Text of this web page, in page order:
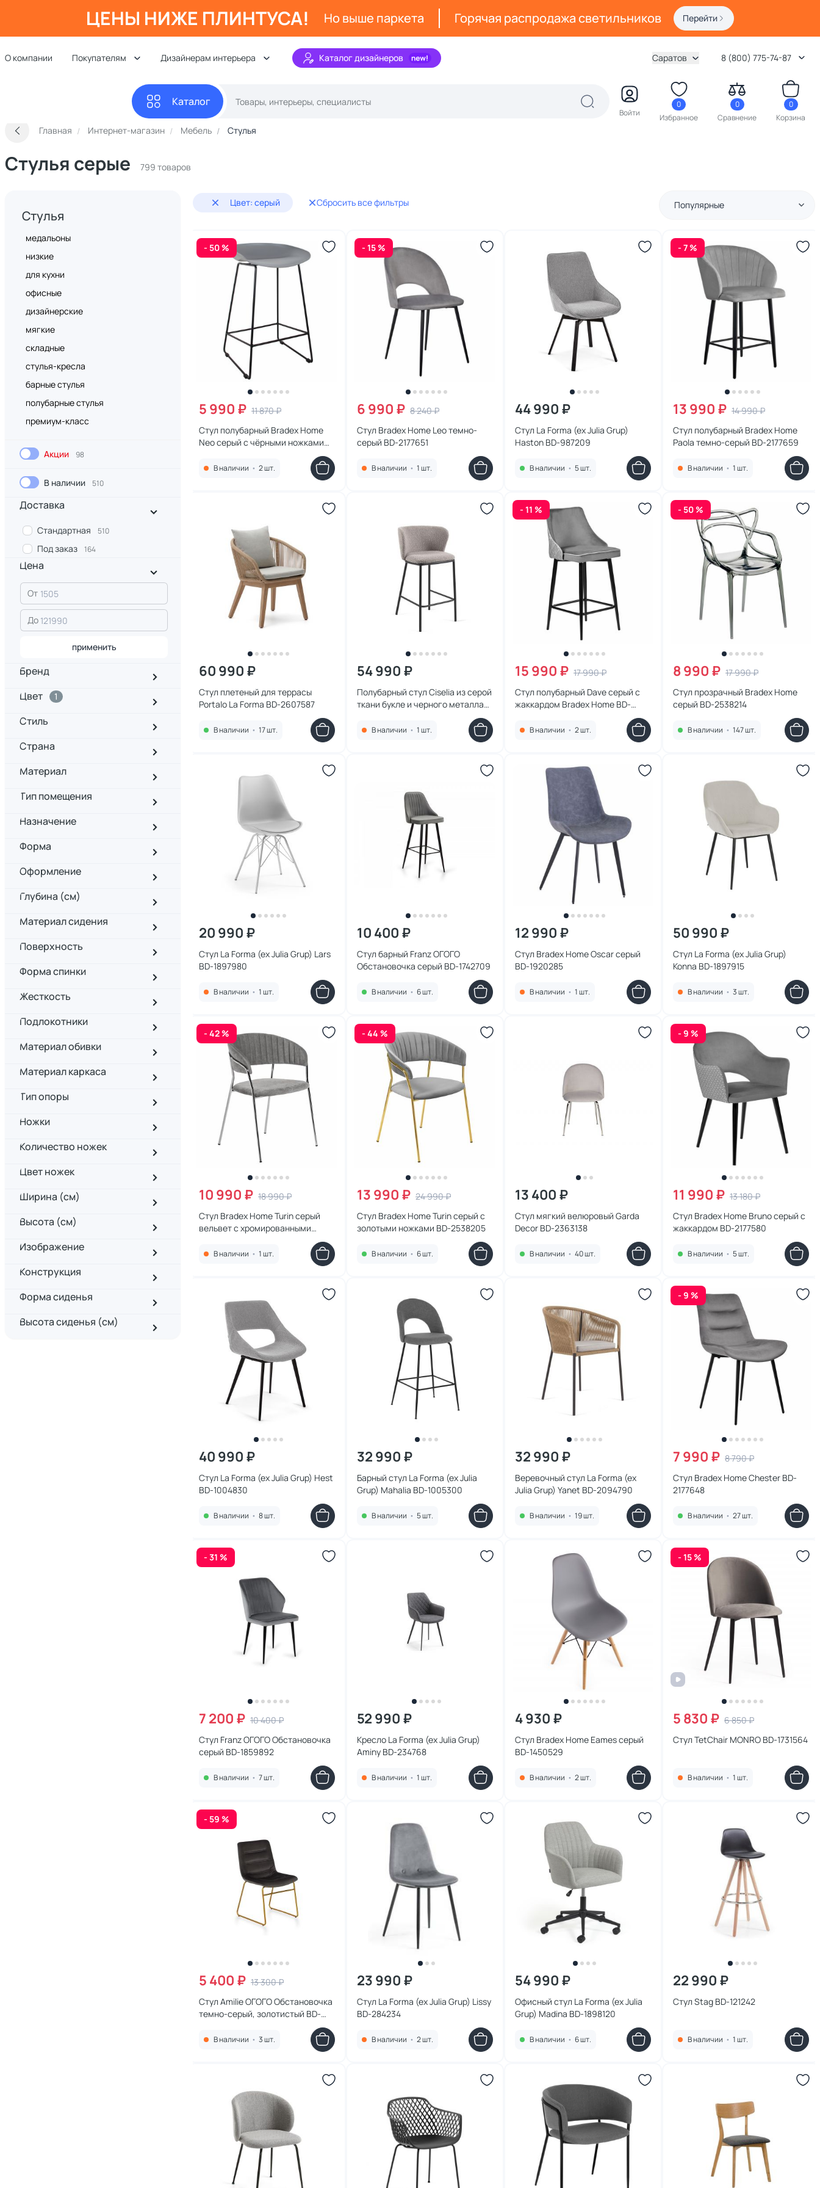
ЦЕНЫ НИЖЕ ПЛИНТУСА! Но выше паркета Горячая распродажа светильников Перейти
О компании Покупателям Дизайнерам интерьера Каталог дизайнеров Саратов 8 (800) 775-74-87
Каталог
Войти
0
Избранное
0
Сравнение
0
Корзина
Главная Интернет-магазин Мебель Стулья
Стулья серые 799 товаров
Стулья
медальоны
низкие
для кухни
офисные
дизайнерские
мягкие
складные
стулья-кресла
барные стулья
полубарные стулья
премиум-класс
Акции 98
В наличии 510
Доставка
Стандартная 510
Под заказ 164
Цена
От
До
применить
Бренд
Цвет
1
Стиль
Страна
Материал
Тип помещения
Назначение
Форма
Оформление
Глубина (см)
Материал сидения
Поверхность
Форма спинки
Жесткость
Подлокотники
Материал обивки
Материал каркаса
Тип опоры
Ножки
Количество ножек
Цвет ножек
Ширина (см)
Высота (см)
Изображение
Конструкция
Форма сиденья
Высота сиденья (см)
Цвет: серый Сбросить все фильтры Популярные
- 50 %
5 990 ₽ 11 870 ₽
Стул полубарный Bradex Home
Neo серый с чёрными ножками
В наличии • 2 шт.
- 15 %
6 990 ₽ 8 240 ₽
Стул Bradex Home Leo темно-
серый BD-2177651
В наличии • 1 шт.
44 990 ₽
Стул La Forma (ex Julia Grup)
Haston BD-987209
В наличии • 5 шт.
- 7 %
13 990 ₽ 14 990 ₽
Стул полубарный Bradex Home
Paola темно-серый BD-2177659
В наличии • 1 шт.
60 990 ₽
Стул плетеный для террасы
Portalo La Forma BD-2607587
В наличии • 17 шт.
54 990 ₽
Полубарный стул Ciselia из серой
ткани букле и черного металла
65 см La Forma (ex Julia Grup) BD-
2607553
В наличии • 1 шт.
- 11 %
15 990 ₽ 17 990 ₽
Стул полубарный Dave серый с
жаккардом Bradex Home BD-
В наличии • 2 шт.
- 50 %
8 990 ₽ 17 990 ₽
Стул прозрачный Bradex Home
серый BD-2538214
В наличии • 147 шт.
20 990 ₽
Cтул La Forma (ex Julia Grup) Lars
BD-1897980
В наличии • 1 шт.
10 400 ₽
Стул барный Franz ОГОГО
Обстановочка серый BD-1742709
В наличии • 6 шт.
12 990 ₽
Стул Bradex Home Oscar серый
BD-1920285
В наличии • 1 шт.
50 990 ₽
Стул La Forma (ex Julia Grup)
Konna BD-1897915
В наличии • 3 шт.
- 42 %
10 990 ₽ 18 990 ₽
Стул Bradex Home Turin серый
вельвет с хромированными
В наличии • 1 шт.
- 44 %
13 990 ₽ 24 990 ₽
Стул Bradex Home Turin серый с
золотыми ножками BD-2538205
В наличии • 6 шт.
13 400 ₽
Стул мягкий велюровый Garda
Decor BD-2363138
В наличии • 40 шт.
- 9 %
11 990 ₽ 13 180 ₽
Стул Bradex Home Bruno серый с
жаккардом BD-2177580
В наличии • 5 шт.
40 990 ₽
Стул La Forma (ex Julia Grup) Hest
BD-1004830
В наличии • 8 шт.
32 990 ₽
Барный стул La Forma (ex Julia
Grup) Mahalia BD-1005300
В наличии • 5 шт.
32 990 ₽
Веревочный стул La Forma (ex
Julia Grup) Yanet BD-2094790
В наличии • 19 шт.
- 9 %
7 990 ₽ 8 790 ₽
Стул Bradex Home Chester BD-
2177648
В наличии • 27 шт.
- 31 %
7 200 ₽ 10 400 ₽
Стул Franz ОГОГО Обстановочка
серый BD-1859892
В наличии • 7 шт.
52 990 ₽
Кресло La Forma (ex Julia Grup)
Aminy BD-234768
В наличии • 1 шт.
4 930 ₽
Стул Bradex Home Eames серый
BD-1450529
В наличии • 2 шт.
- 15 %
5 830 ₽ 6 850 ₽
Стул TetChair MONRO BD-1731564
В наличии • 1 шт.
- 59 %
5 400 ₽ 13 300 ₽
Стул Amilie ОГОГО Обстановочка
темно-серый, золотистый BD-
В наличии • 3 шт.
23 990 ₽
Стул La Forma (ex Julia Grup) Lissy
BD-284234
В наличии • 2 шт.
54 990 ₽
Офисный стул La Forma (ex Julia
Grup) Madina BD-1898120
В наличии • 6 шт.
22 990 ₽
Стул Stag BD-121242
В наличии • 1 шт.